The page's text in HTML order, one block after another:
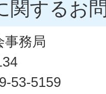
関するお
事務局
53-5159